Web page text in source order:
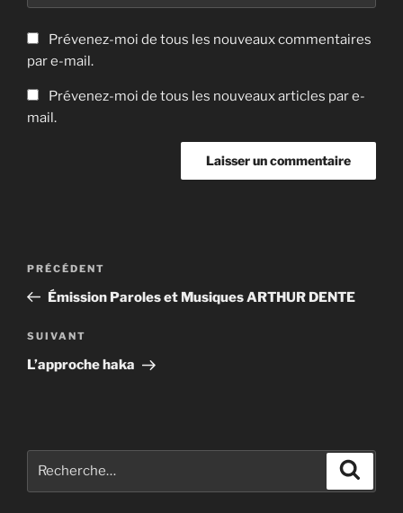
Prévenez-moi de tous les nouveaux commentaires
par e-mail.
Prévenez-moi de tous les nouveaux articles par e-
mail.
Navigation
l’article
Article
précédent
PRÉCÉDENT
Émission Paroles et Musiques ARTHUR DENTE
Article
suivant
SUIVANT
L’approche haka